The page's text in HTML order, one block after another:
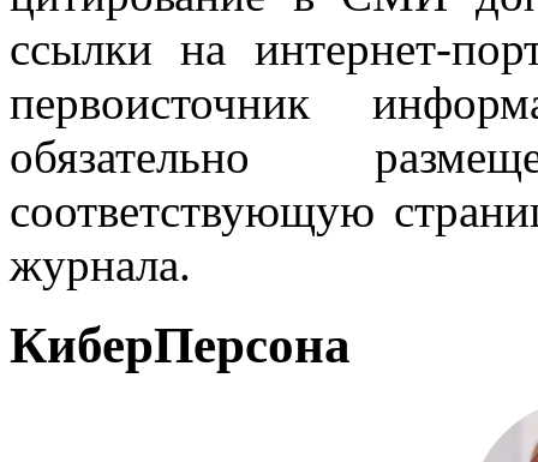
ссылки на интернет-
первоисточник
обязательно
соответствующую
журнала.
КиберПерсона